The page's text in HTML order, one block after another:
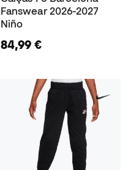
Fanswear 2026-2027
Niño
84,99 €